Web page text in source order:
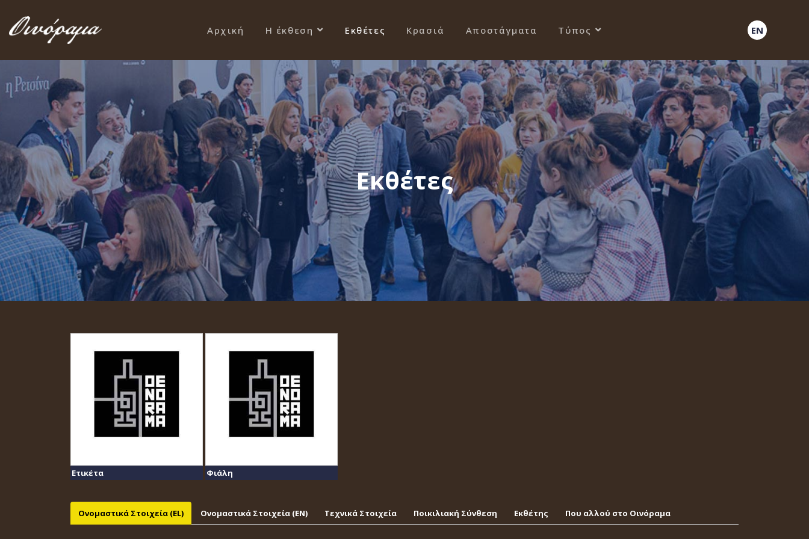
Αρχική Η έκθεση Εκθέτες Κρασιά Αποστάγματα Τύπος EN
Εκθέτες
Ετικέτα Φιάλη
Ονομαστικά Στοιχεία (EL) Ονομαστικά Στοιχεία (EΝ) Τεχνικά Στοιχεία Ποικιλιακή Σύνθεση Εκθέτης Που αλλού στο Οινόραμα